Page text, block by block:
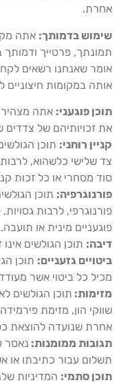
בדמותך:אתה מקנה
פרטייך ודמותך
שאנחנו רשאים
במקומות חיצוניים
פוגעני:אתה מצהיר כי
זכויותיהם של צדדים
רוחני:תוכן הגולשים
שלישי כלשהוא, לרבות
מסחרי או כל זכות
תוכן הגולשים
לרבות גסויות,
מינית או תועבה.
תוכן הגולשים אינו
גזעניים:תוכן
כל ביטוי אשר מעודד
תוכן הגולשים לא
הון, מזימת פירמידה,
שנועדה להוצאת
ממומנות:נאסר
עבור כתיבתו או
סתמי:המדיניות שלנו